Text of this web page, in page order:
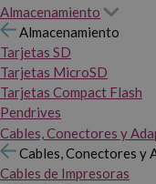
Almacenamiento
Almacenamiento
Tarjetas SD
Tarjetas MicroSD
Tarjetas Compact Flash
Pendrives
Cables, Conectores y
Cables, Conectores y
Cables de Impresoras